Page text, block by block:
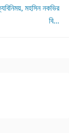
মহসিন নকভির
বি...